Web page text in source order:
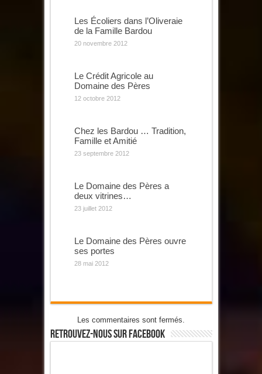
Les Écoliers dans l’Oliveraie
de la Famille Bardou
20 novembre 2012
Le Crédit Agricole au
Domaine des Pères
12 octobre 2012
Chez les Bardou … Tradition,
Famille et Amitié
23 septembre 2012
Le Domaine des Pères a
deux vitrines…
23 juillet 2012
Le Domaine des Pères ouvre
ses portes
28 mai 2012
Les commentaires sont fermés.
Retrouvez-Nous Sur Facebook